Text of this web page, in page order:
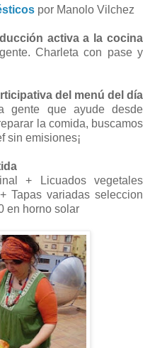
por Manolo Vilchez
activa a la cocina
Charleta con pase y
del menú del día
gente que ayude desde
la comida, buscamos
sin emisiones¡
+ Licuados vegetales
+ Tapas variadas seleccion
en horno solar